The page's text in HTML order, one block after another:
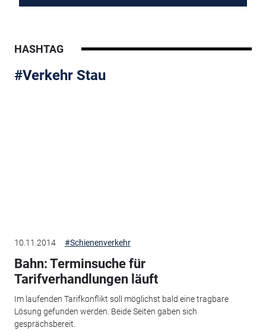
HASHTAG
#Verkehr Stau
10.11.2014 #Schienenverkehr
Bahn: Terminsuche für
Tarifverhandlungen läuft
Im laufenden Tarifkonflikt soll möglichst bald eine tragbare
Lösung gefunden werden. Beide Seiten gaben sich
gesprächsbereit.